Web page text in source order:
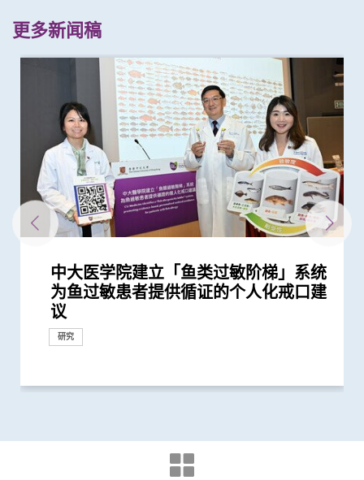
更多新闻稿
中大医学院建立「鱼类过敏阶梯」系统
为鱼过敏患者提供循证的个人化戒口建
议
研究
中大医学院证实「嗜硷性粒细胞活化测
试」 能准确诊断虾敏感 表现更胜常规
测试
研究
中大医学院研究发现11种与虾敏感相关
的致敏原 有助推动食物敏感精准诊断
研究
中大破解全球最全面的「美国蟑螂」基
因组图谱 揭示蟑螂新型致敏原 有助开
发精准免疫治疗
研究
中大研究揭开蟎虫进化史 有助加强预
防、诊断和治疗常见的蟎过敏
研究
中大研究发现田园生活有助预防儿童罹
患哮喘
研究
中大领导团队全球率先破解粉尘蟎基因
组 为吸入性过敏疾病提供诊断及治疗
新方向
研究
中大研究发现11种与蟹过敏相关的致敏
原 有助精准过敏诊断 皇帝蟹不是真正
的「蟹」 具独有致敏原
研究
「香港中文大学卓越儿童健康研究所」
正式成立 结合全球跨学科力量 促进儿
童健康和福祉
健康推广计划
中大就七种常见呼吸道病毒进行全港首
个流行病学分析 发现「呼吸道合胞病
毒」及「甲型流感」为两大致命病毒
研究
中大研发新型抗病毒分子骨架 有助研
发安全高效药物应付病毒变异
研究
中大研究证实其研发的口服微囊锁活菌
微生态配方SIM03 有效纾缓儿童湿疹
改善患者生活质素
研究
中大儿童急性淋巴细胞白血病全国性多
中心研究 证实新生物标志物助预测复
发风险 提供治疗新策略
研究
中大医学院发现手术治疗可降低严重睡
眠窒息症儿童患者血压 术后控制体重
对管理病情同样重要
研究
中大卓越儿童健康研究所成功结合药物
及基因测试 实现「精准个人化治疗」
为难治型儿童血癌患者带来新希望
研究
本港儿童疫情期间生活习惯全线失守
疫下儿童超重和肥胖比率增近两倍 疫
后抗拒「重回正轨」
研究
中大医学院研究指儿童睡眠窒息症增加
成年后患高血压的风险
研究
中大研究发现半数受访儿童癌症康复者
曾使用替代补充疗法 或存在「药疗相
互作用」风险
研究
中大医学院研究指幼儿成为新冠病毒
「隐形传播者」的风险不容忽视 病毒
载量及带活性病毒的比例偏高 持续带...
研究
中大证实以鼻纸条采集鼻液样本检测新
冠肺炎安全、简易及准确度高 适用於
不同年龄层 提倡广泛使用以达更佳疫...
研究
中大将开展最新「细胞治疗」临床研究
首阶段引入CAR-T治疗血癌新方法
研究
中大设计的介入措施有效提升本地幼童
流感疫苗接种率
研究
中大研究发现本港四成青少年睡眠不足
增患心血管病风险
研究
中大建议所有孕妇作口服葡萄糖耐量测
试 全港两成孕妇患妊娠糖尿 研究发现
其子女糖尿病风险为同龄儿童3倍
研究
中大研究证轮状病毒疫苗对香港儿童非
常有效
研究
中大再获夏约书孤儿症基金会支持新生
儿筛查服务 新增「先天性肾上腺皮质
增生症」检测
捐款
中大发现新型流感疫苗有助本港更有效
控制流行性感冒
研究
中大展开全港睡眠健康教育及改善计划
建立健康睡眠及健康校园生活
健康推广计划
中大率先为内地地贫病童进行磁共振铁
质评估 有效减低死亡风险
临床服务
中大发现本港学童便秘与家庭及环境因
素息息相关
研究